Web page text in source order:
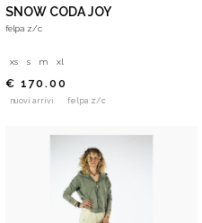
SNOW CODA JOY
felpa z/c
xs s m xl
€ 170.00
nuovi arrivi felpa z/c